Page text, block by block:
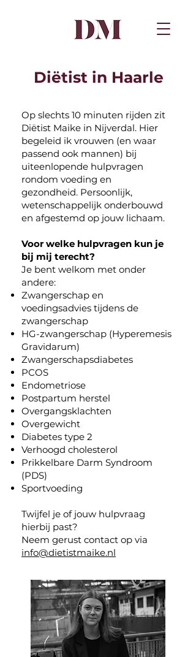
Diëtist in Haarle
Op slechts 10 minuten rijden zit
Diëtist Maike in Nijverdal. Hier
begeleid ik vrouwen (en waar
passend ook mannen) bij
uiteenlopende hulpvragen
rondom voeding en
gezondheid. Persoonlijk,
wetenschappelijk onderbouwd
en afgestemd op jouw lichaam.
Voor welke hulpvragen kun je
bij mij terecht?
Je bent welkom met onder
andere:
Zwangerschap en
voedingsadvies tijdens de
zwangerschap
HG-zwangerschap (Hyperemesis
Gravidarum)
Zwangerschapsdiabetes
PCOS
Endometriose
Postpartum herstel
Overgangsklachten
Overgewicht
Diabetes type 2
Verhoogd cholesterol
Prikkelbare Darm Syndroom
(PDS)
Sportvoeding
Twijfel je of jouw hulpvraag
hierbij past?
Neem gerust contact op via
info@dietistmaike.nl​